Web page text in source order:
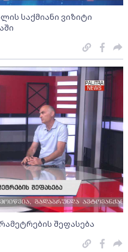
საქმიანი ვიზიტი
შეფასება